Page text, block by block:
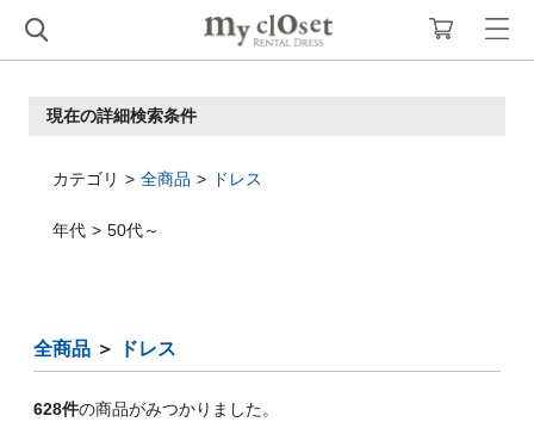
現在の詳細検索条件
カテゴリ 全商品 ドレス
年代 50代～
全商品 ＞ ドレス
628件の商品がみつかりました。